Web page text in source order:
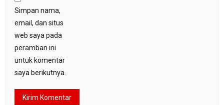
Simpan nama,
email, dan situs
web saya pada
peramban ini
untuk komentar
saya berikutnya.